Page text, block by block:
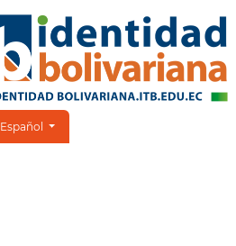
Cambiar el idioma. El idioma actual es:
Español